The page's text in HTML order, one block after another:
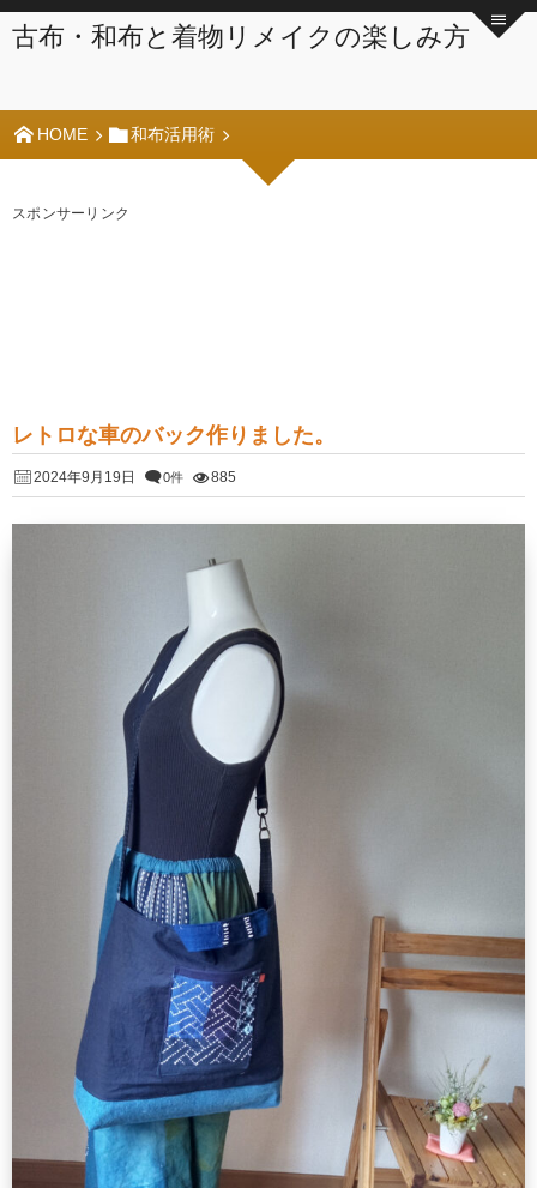
古布・和布と着物リメイクの楽しみ方
HOME 和布活用術
スポンサーリンク
レトロな車のバック作りました。
2024年9月19日 0件 885